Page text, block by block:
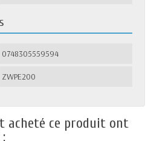
0748305559594
ZWPE200
acheté ce produit ont